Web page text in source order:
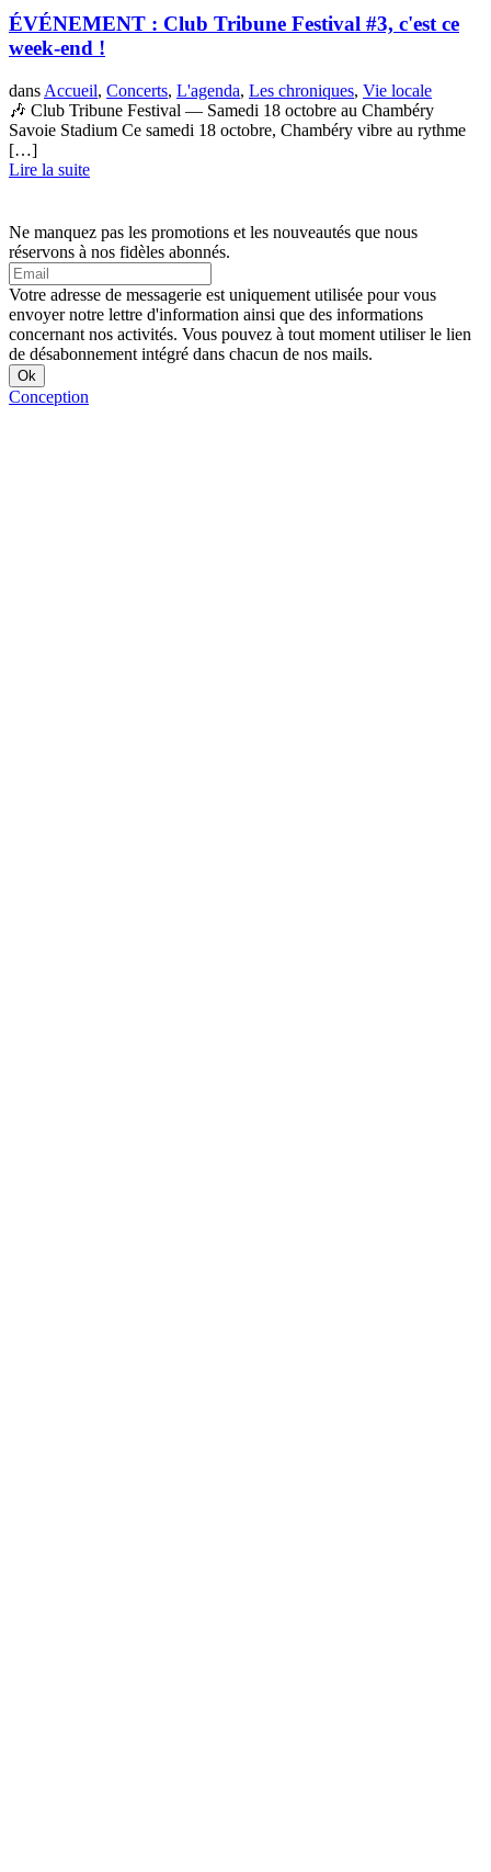
ÉVÉNEMENT : Club Tribune Festival #3, c'est ce
week-end !
dans Accueil, Concerts, L'agenda, Les chroniques, Vie locale
🎶 Club Tribune Festival — Samedi 18 octobre au Chambéry
Savoie Stadium Ce samedi 18 octobre, Chambéry vibre au rythme
[…]
Lire la suite
Ne manquez pas les promotions et les nouveautés que nous
réservons à nos fidèles abonnés.
Votre adresse de messagerie est uniquement utilisée pour vous
envoyer notre lettre d'information ainsi que des informations
concernant nos activités. Vous pouvez à tout moment utiliser le lien
de désabonnement intégré dans chacun de nos mails.
Conception